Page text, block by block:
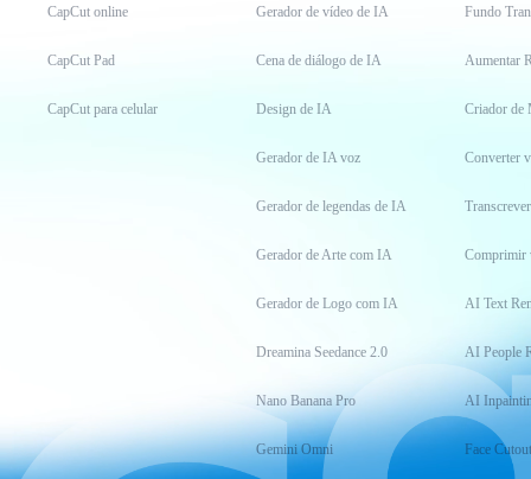
CapCut online
CapCut Pad
CapCut para celular
Gerador de vídeo de IA
Cena de diálogo de IA
Design de IA
Gerador de IA voz
Gerador de legendas de IA
Gerador de Arte com IA
Gerador de Logo com IA
Dreamina Seedance 2.0
Nano Banana Pro
Gemini Omni
Fundo
Aumentar
Criador de
Converter
Comprimir
AI Text
AI People
AI
Face Cutout